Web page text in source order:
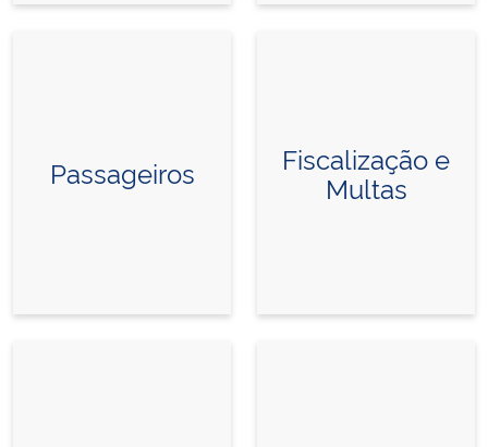
Passageiros Fiscalização e
Multas